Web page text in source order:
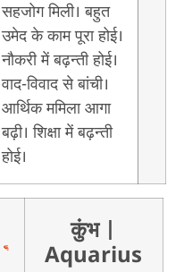
सहजोग मिली। बहुत
उमेद के काम पूरा होई।
नौकरी में बढ़न्ती होई।
वाद-विवाद से बांची।
आर्थिक ममिला आगा
बढ़ी। शिक्षा में बढ़न्ती
होई।
कुंभ
Aquarius